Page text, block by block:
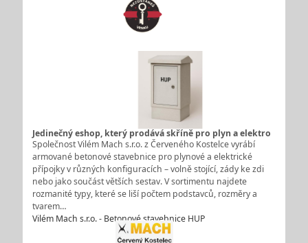
Jedinečný eshop, který prodává skříně pro plyn a elektro
Společnost Vilém Mach s.r.o. z Červeného Kostelce vyrábí
armované betonové stavebnice pro plynové a elektrické
přípojky v různých konfiguracích – volně stojící, zády ke zdi
nebo jako součást větších sestav. V sortimentu najdete
rozmanité typy, které se liší počtem podstavců, rozměry a
tvarem…
Vilém Mach s.r.o. - Betonové stavebnice HUP